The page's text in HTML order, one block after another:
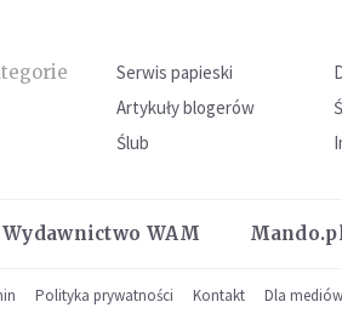
Serwis papieski
Artykuły blogerów
Ślub
Wydawnictwo WAM
Polityka prywatności Kontakt Dla mediów